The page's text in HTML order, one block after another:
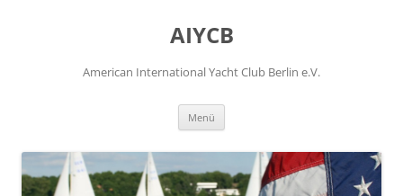
AIYCB
American International Yacht Club Berlin e.V.
Menü